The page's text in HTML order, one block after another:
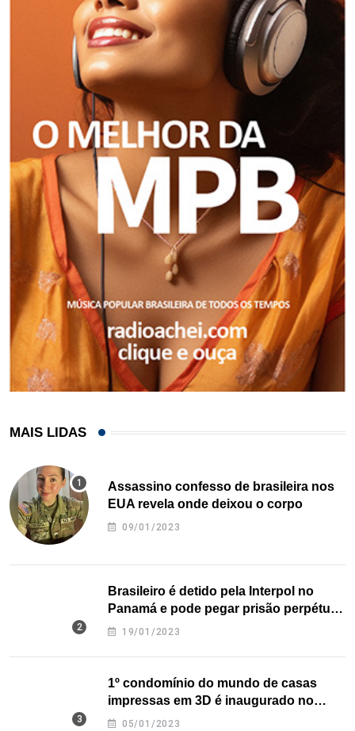
MAIS LIDAS
Assassino confesso de brasileira nos
EUA revela onde deixou o corpo
09/01/2023
Brasileiro é detido pela Interpol no
Panamá e pode pegar prisão perpétua
nos EUA
19/01/2023
1º condomínio do mundo de casas
impressas em 3D é inaugurado no
Texas
05/01/2023